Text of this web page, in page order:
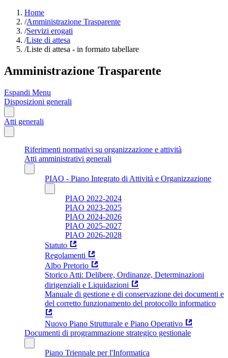
Home
/Amministrazione Trasparente
/Servizi erogati
/Liste di attesa
/Liste di attesa - in formato tabellare
Amministrazione Trasparente
Espandi Menu
Disposizioni generali
Atti generali
Riferimenti normativi su organizzazione e attività
Atti amministrativi generali
PIAO - Piano Integrato di Attività e Organizzazione
PIAO 2022-2024
PIAO 2023-2025
PIAO 2024-2026
PIAO 2025-2027
PIAO 2026-2028
Statuto
Regolamenti
Albo Pretorio
Storico Atti: Delibere, Ordinanze, Determinazioni
dirigenziali e Liquidazioni
Manuale di gestione e di conservazione dei documenti e
del corretto funzionamento del protocollo informatico
Nuovo Piano Strutturale e Piano Operativo
Documenti di programmazione strategico gestionale
Piano Triennale per l'Informatica